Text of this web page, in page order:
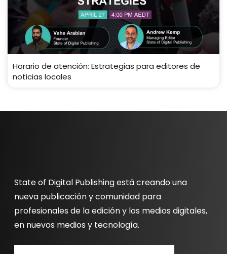
Horario de atención: Estrategias para editores de
noticias locales
State of Digital Publishing está creando una
nueva publicación y comunidad para
profesionales de la edición y los medios digitales,
en nuevos medios y tecnología.